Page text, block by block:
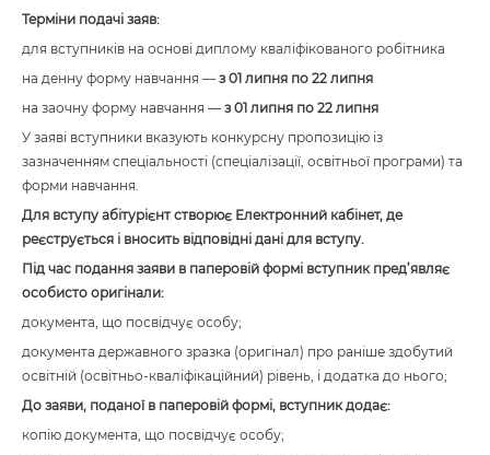
Терміни подачі заяв:
для вступників на основі диплому кваліфікованого робітника
на денну форму навчання — з 01 липня по 22 липня
на заочну форму навчання — з 01 липня по 22 липня
У заяві вступники вказують конкурсну пропозицію із
зазначенням спеціальності (спеціалізації, освітньої програми) та
форми навчання.
Для вступу абітурієнт створює Електронний кабінет, де
реєструється і вносить відповідні дані для вступу.
Під час подання заяви в паперовій формі вступник пред’являє
особисто оригінали:
документа, що посвідчує особу;
документа державного зразка (оригінал) про раніше здобутий
освітній (освітньо-кваліфікаційний) рівень, і додатка до нього;
До заяви, поданої в паперовій формі, вступник додає:
копію документа, що посвідчує особу;